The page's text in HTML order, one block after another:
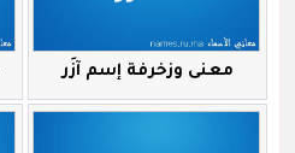
معنى وزخرفة إسم آزَر